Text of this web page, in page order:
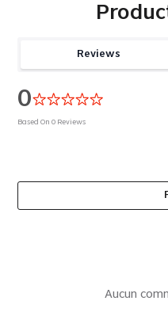
Reviews
0
Based On0 Reviews
Aucun